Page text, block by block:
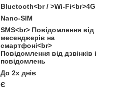
Bluetooth<br / >Wi-Fi<br>4G
Nano-SIM
SMS<br> Повідомлення від
месенджерів на
смартфоні<br>
Повідомлення від дзвінків і
повідомлень
До 2х днів
Є